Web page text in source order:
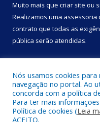
Muito mais que criar site ou
Realizamos uma assessoria
contrato que todas as
pública serão atendidas.
Todos os direitos
Nós usamos cookies
navegação no portal. Ao
concorda com a política
Para ter mais
Política de cookies (Leia
ACEITO.